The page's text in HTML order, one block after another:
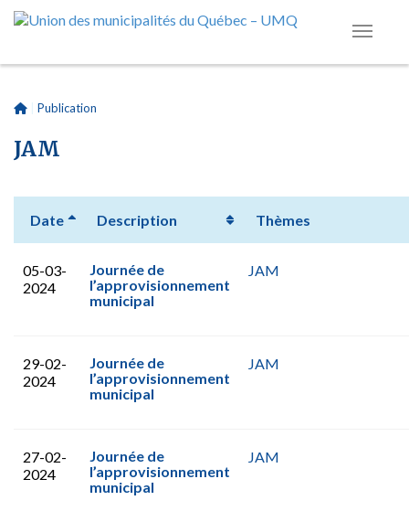
Publication
JAM
Date Description Thèmes
05-03-
2024
Journée de
l’approvisionnement
municipal
JAM
29-02-
2024
Journée de
l’approvisionnement
municipal
JAM
27-02-
2024
Journée de
l’approvisionnement
municipal
JAM